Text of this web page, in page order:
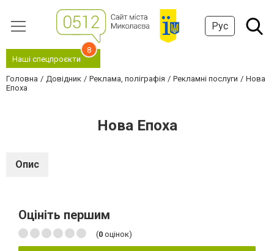
Рус
Наші спецпроєкти
8
Головна Довідник Реклама, поліграфія Рекламні послуги
Нова
Епоха
Нова Епоха
Опис
Оцініть першим
(0 оцінок)